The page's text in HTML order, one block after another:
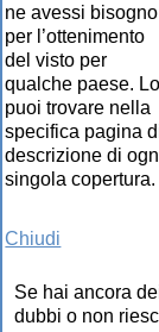
ne avessi bisogno
per l’ottenimento
del visto per
qualche paese. Lo
puoi trovare nella
specifica pagina
descrizione di
singola copertura.
Chiudi
Se hai ancora
dubbi o non